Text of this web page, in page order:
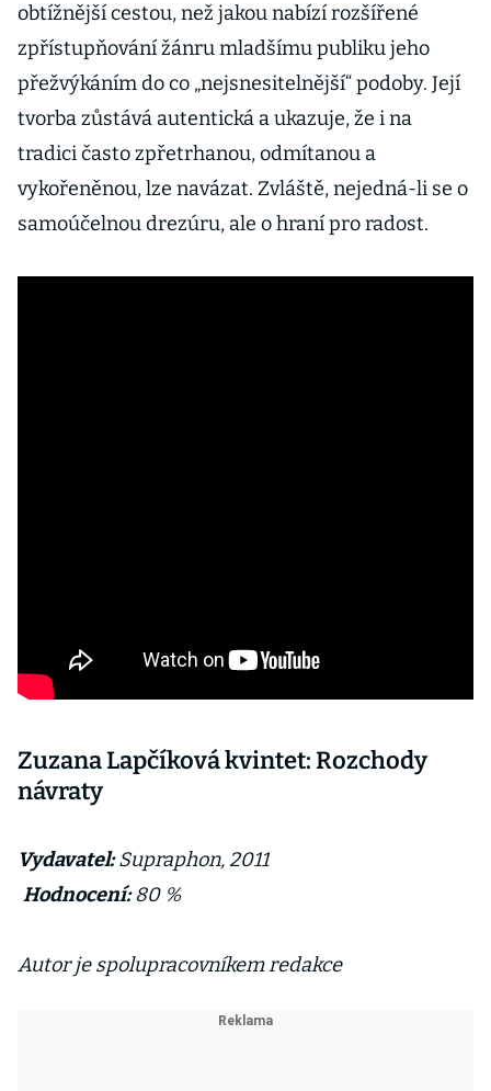
obtížnější cestou, než jakou nabízí rozšířené
zpřístupňování žánru mladšímu publiku jeho
přežvýkáním do co „nejsnesitelnější“ podoby. Její
tvorba zůstává autentická a ukazuje, že i na
tradici často zpřetrhanou, odmítanou a
vykořeněnou, lze navázat. Zvláště, nejedná-li se o
samoúčelnou drezúru, ale o hraní pro radost.
Zuzana Lapčíková kvintet: Rozchody
návraty
Vydavatel:Supraphon, 2011
Hodnocení:80 %
Autor je spolupracovníkem redakce